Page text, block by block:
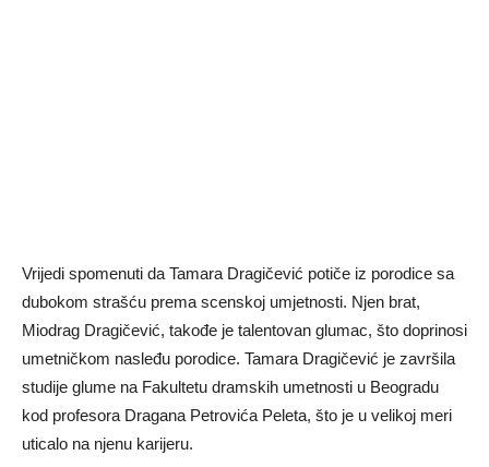
Vrijedi spomenuti da Tamara Dragičević potiče iz porodice sa
dubokom strašću prema scenskoj umjetnosti. Njen brat,
Miodrag Dragičević, takođe je talentovan glumac, što doprinosi
umetničkom nasleđu porodice. Tamara Dragičević je završila
studije glume na Fakultetu dramskih umetnosti u Beogradu
kod profesora Dragana Petrovića Peleta, što je u velikoj meri
uticalo na njenu karijeru.